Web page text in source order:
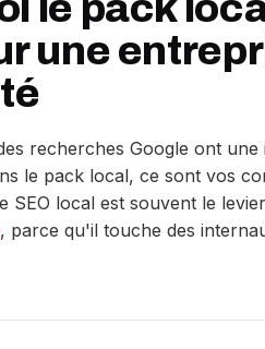
le pack
une
recherches Google ont
le pack local, ce sont vos
SEO local est souvent le
, parce qu'il touche des